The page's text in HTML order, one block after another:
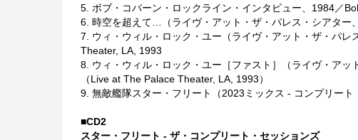
5. ボブ・コバーン・ロックライン・インタビュー、1984／
6. 時空を超えて…（ライヴ・アット・ザ・パレス・シアター
7. ウィ・ウィル・ロック・ユー（ライヴ・アット・ザ・パ
Theater, LA, 1993
8. ウィ・ウィル・ロック・ユー［ファスト］（ライヴ・アッ
（Live at The Palace Theater, LA, 1993）
9. 無敵艦隊スター・フリート（2023ミックス - コンプリー
■CD2
スター・フリート - ザ・コンプリート・セッションズ